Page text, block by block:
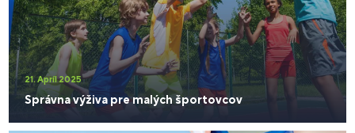
21. Apríl 2025
Správna výživa pre malých športovcov